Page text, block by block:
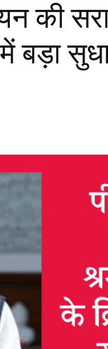
की
बड़ा